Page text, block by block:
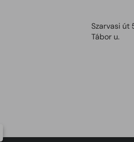
Szarvasi út
Tábor u.